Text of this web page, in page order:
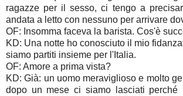
ragazze per il sesso, ci tengo a
andata a letto con nessuno per arrivare
OF: Insomma faceva la barista. Cos'è
KD: Una notte ho conosciuto il mio
siamo partiti insieme per l'Italia.
OF: Amore a prima vista?
KD: Già: un uomo meraviglioso e molto
dopo un mese ci siamo lasciati perché